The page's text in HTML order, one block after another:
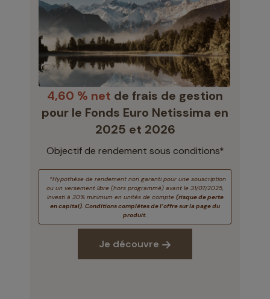
4,60 % net de frais de gestion
pour le Fonds Euro Netissima en
2025 et 2026
Objectif de rendement sous conditions*
*Hypothèse de rendement non garanti pour une souscription
ou un versement libre (hors programmé) avant le 31/07/2025,
investi à 30% minimum en unités de compte (risque de perte
en capital). Conditions complètes de l’offre sur la page du
produit.
Je découvre